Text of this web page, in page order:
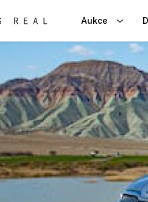
Aukce